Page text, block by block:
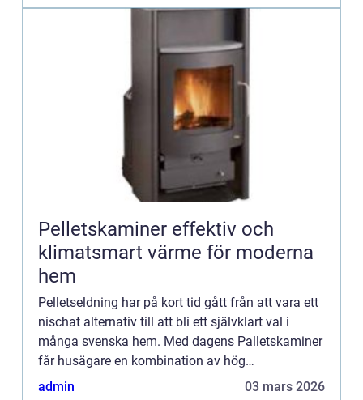
Pelletskaminer effektiv och
klimatsmart värme för moderna
hem
Pelletseldning har på kort tid gått från att vara ett
nischat alternativ till att bli ett självklart val i
många svenska hem. Med dagens Palletskaminer
får husägare en kombination av hög
verkningsgrad, låga uppvärmningskostnader och
admin 03 mars 2026